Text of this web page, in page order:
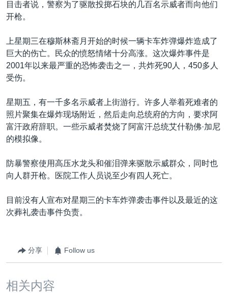
目击者说，警察为了驱散投掷石块的几百名示威者而向他们
开枪。
上星期三在穆斯林斋月开始的时候一辆卡车炸弹爆炸造成了
巨大的伤亡。民众的愤怒情绪十分高涨。这次爆炸事件是
2001年以来最严重的恐怖袭击之一，共炸死90人，450多人
受伤。
星期五，有一千多名示威者上街游行。许多人举着死难者的
照片聚集在爆炸现场附近，然后走向总统府的方向，要求阿
富汗政府辞职。一些示威者焚烧了阿富汗总统艾什勒佛·加尼
的模拟像。
防暴警察使用高压水龙头和催泪弹来驱散示威群众，同时也
向人群开枪。医院工作人员说至少有四人死亡。
目前没有人宣布对星期三的卡车炸弹袭击事件以及最近的这
次葬礼袭击事件负责。
分享 Follow us
相关内容